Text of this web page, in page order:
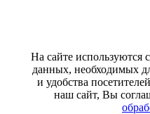
На сайте используются
данных, необходимых
и удобства
наш сайт, Вы